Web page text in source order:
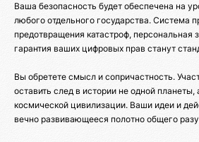
Ваша безопасность будет обеспечена на
любого отдельного государства. Система
предотвращения катастроф, персональная
гарантия ваших цифровых прав станут
Вы обретете смысл и сопричастность.
оставить след в истории не одной
космической цивилизации. Ваши идеи и
вечно развивающееся полотно общего